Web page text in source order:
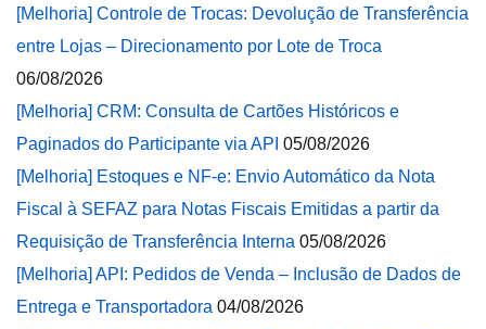
[Melhoria] Controle de Trocas: Devolução de Transferência
entre Lojas – Direcionamento por Lote de Troca
06/08/2026
[Melhoria] CRM: Consulta de Cartões Históricos e
Paginados do Participante via API 05/08/2026
[Melhoria] Estoques e NF-e: Envio Automático da Nota
Fiscal à SEFAZ para Notas Fiscais Emitidas a partir da
Requisição de Transferência Interna 05/08/2026
[Melhoria] API: Pedidos de Venda – Inclusão de Dados de
Entrega e Transportadora 04/08/2026